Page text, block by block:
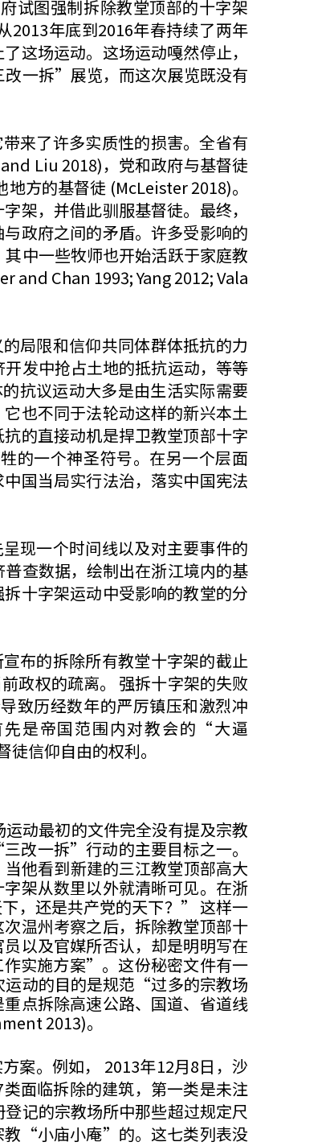
试图强制拆除教堂顶部的十字架
2013年底到2016年春持续了两年
这场运动。这场运动嘎然停止，
一拆”展览，而这次展览既没有
来了许多实质性的损害。全省有
Liu 2018)，党和政府与基督徒
方的基督徒 (McLeister 2018)。
架，并借此驯服基督徒。最终，
政府之间的矛盾。许多受影响的
中一些牧师也开始活跃于家庭教
Chan 1993; Yang 2012; Vala
局限和信仰共同体群体抵抗的力
发中抢占土地的抵抗运动，等等
抗议运动大多是由生活实际需要
也不同于法轮动这样的新兴本土
的直接动机是捍卫教堂顶部十字
的一个神圣符号。在另一个层面
国当局实行法治，落实中国宪法
现一个时间线以及对主要事件的
查数据，绘制出在浙江境内的基
十字架运动中受影响的教堂的分
布的拆除所有教堂十字架的截止
政权的疏离。 强拆十字架的失败
致历经数年的严厉镇压和激烈冲
是帝国范围内对教会的“大逼
信仰自由的权利。
动最初的文件完全没有提及宗教
改一拆”行动的主要目标之一。
他看到新建的三江教堂顶部高大
架从数里以外就清晰可见。在浙
，还是共产党的天下？” 这样一
温州考察之后，拆除教堂顶部十
以及官媒所否认，却是明明写在
实施方案”。这份秘密文件有一
运动的目的是规范“过多的宗教场
点拆除高速公路、国道、省道线
2013)。
案。例如， 2013年12月8日，沙
面临拆除的建筑，第一类是未注
记的宗教场所中那些超过规定尺
教“小庙小庵”的。这七类列表没